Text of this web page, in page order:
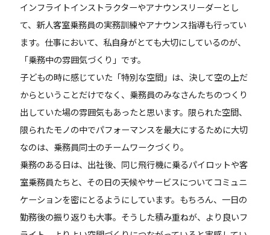
インフライトインストラクターやアナウンスリーダーとし
て、新人客室乗務員の実務訓練やアナウンス指導も行ってい
ます。仕事において、私自身がとても大切にしているのが、
「乗務中の雰囲気づくり」です。
子どもの時に感じていた「特別な空間」は、決して空の上だ
からということだけでなく、乗務員のみなさんたちのつくり
出していた場の雰囲気もあったと思います。限られた空間、
限られたモノの中でパフォーマンスを最大にするために大切
なのは、乗務員同士のチームワークづくり。
乗務のある日は、出社後、同じ飛行機に乗るパイロットや客
室乗務員たちと、その日の天候やサービスについてコミュニ
ケーションを密にとるようにしています。もちろん、一日の
勤務後の振り返りも大事。そうした積み重ねが、より良いフ